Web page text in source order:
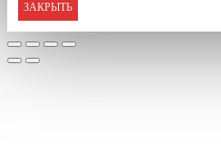
ЗАКРЫТЬ